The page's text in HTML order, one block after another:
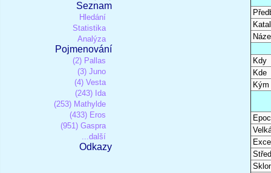
Seznam
Hledání
Statistika
Analýza
Pojmenování
(2) Pallas
(3) Juno
(4) Vesta
(243) Ida
(253) Mathylde
(433) Eros
(951) Gaspra
...další
Odkazy
Kdy
Kde
Kým